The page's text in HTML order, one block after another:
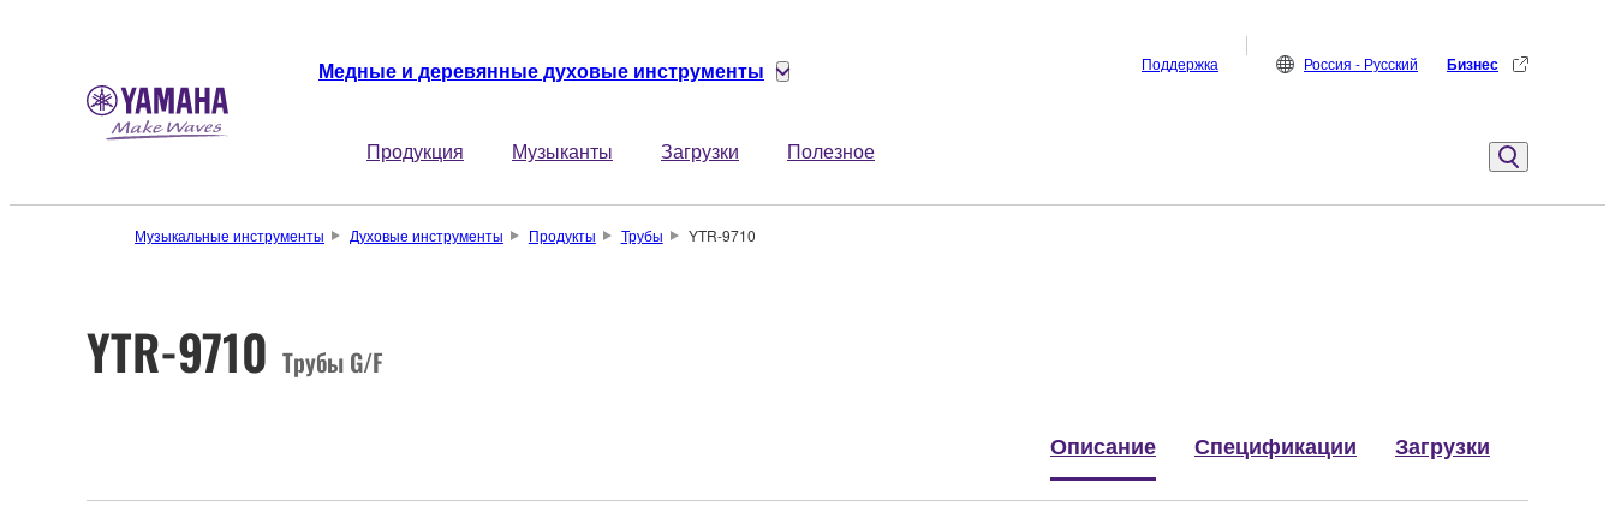
Медные и деревянные духовые инструменты
Продукция Музыканты Загрузки Полезное
Поддержка Россия - Русский Бизнес
Музыкальные инструменты Духовые инструменты Продукты Трубы YTR-9710
YTR-9710 Трубы G/F
Описание Спецификации Загрузки